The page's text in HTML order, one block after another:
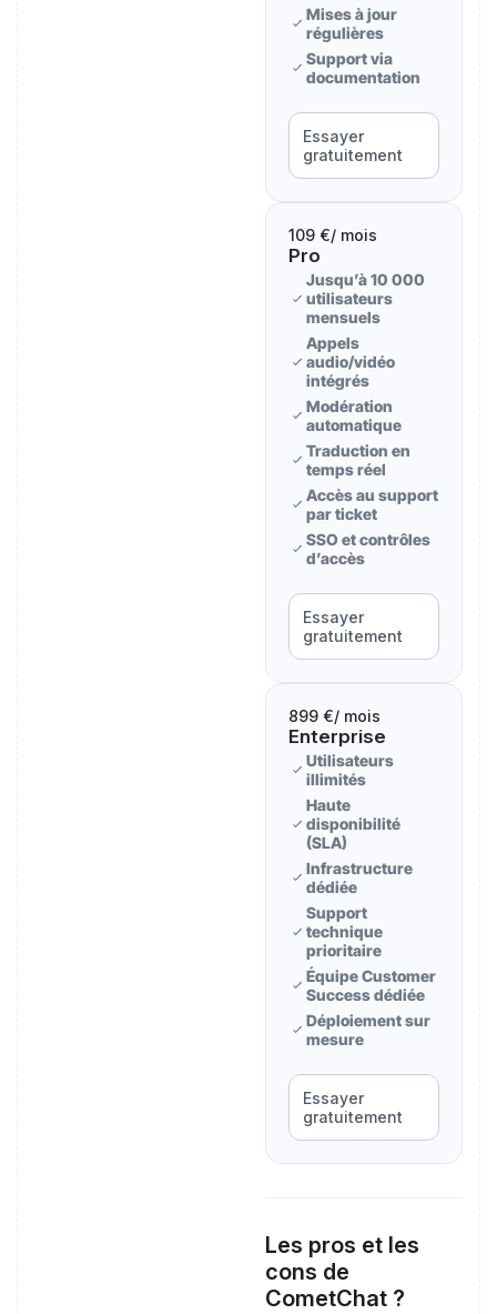
Mises à jour
régulières
Support via
documentation
Essayer
gratuitement
109 €/ mois
Pro
Jusqu’à 10 000
utilisateurs
mensuels
Appels
audio/vidéo
intégrés
Modération
automatique
Traduction en
temps réel
Accès au support
par ticket
SSO et contrôles
d’accès
Essayer
gratuitement
899 €/ mois
Enterprise
Utilisateurs
illimités
Haute
disponibilité
(SLA)
Infrastructure
dédiée
Support
technique
prioritaire
Équipe Customer
Success dédiée
Déploiement sur
mesure
Essayer
gratuitement
Les pros et les
cons de
CometChat ?